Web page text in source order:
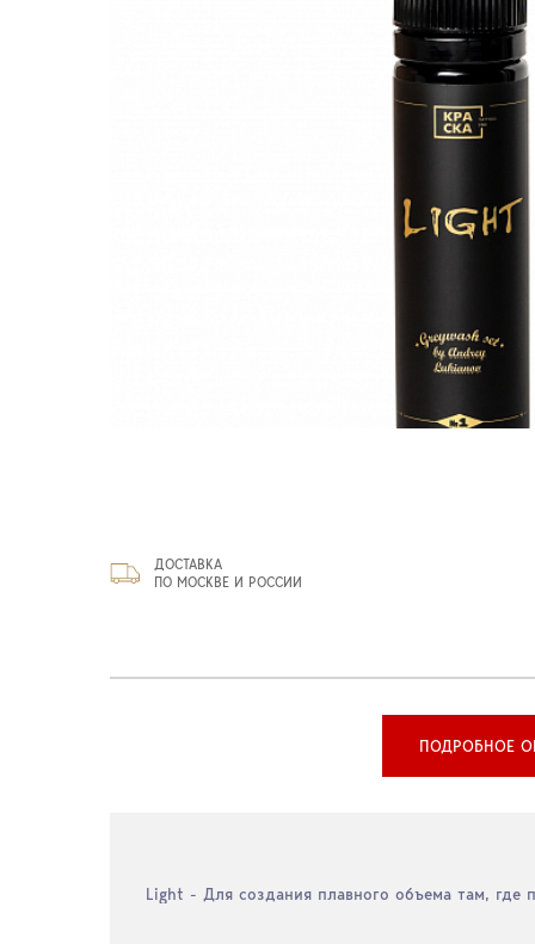
ДОСТАВКА
ПО МОСКВЕ И РОССИИ
ПОДРОБНОЕ
Light - Для создания плавного объема там, где